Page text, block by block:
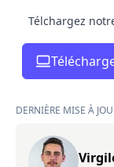
Télchargez
DERNIÈRE MISE À